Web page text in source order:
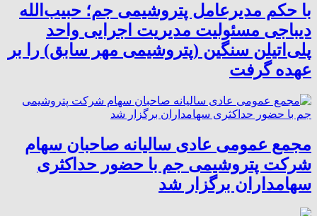
با حکم مدیرعامل پتروشیمی جم؛ حبیب‌الله
دیباجی مسئولیت مدیریت اجرایی واحد
پلی‌اتیلن سنگین (پتروشیمی مهر سابق) را بر
عهده گرفت
مجمع عمومی عادی سالیانه صاحبان سهام
شرکت پتروشیمی جم با حضور حداکثری
سهامداران برگزار شد